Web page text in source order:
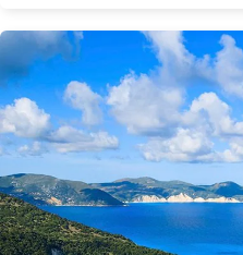
a
Política de
Privacidade
.